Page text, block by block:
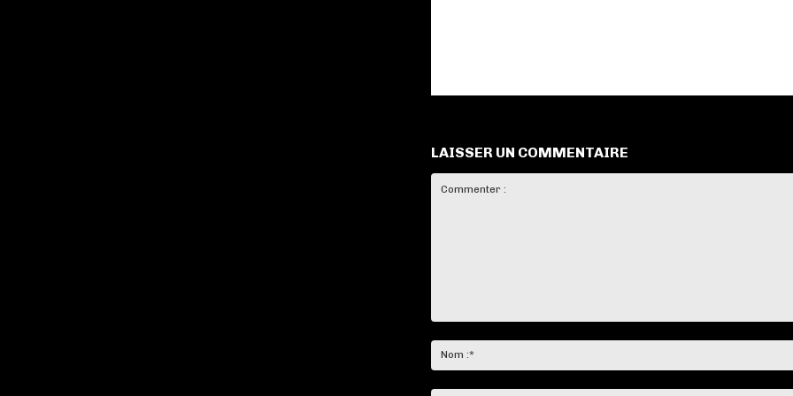
LAISSER UN COMMENTAIRE